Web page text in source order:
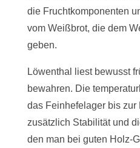
die Fruchtkomponenten
vom Weißbrot, die dem
geben.
Löwenthal liest bewusst
bewahren. Die
das Feinhefelager bis zur
zusätzlich Stabilität und
den man bei guten Holz-